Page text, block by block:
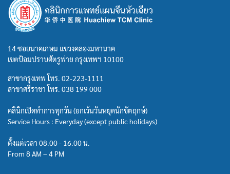
14 ซอยนาคเกษม แขวงคลองมหานาค
เขตป้อมปราบศัตรูพ่าย กรุงเทพฯ 10100
สาขากรุงเทพ โทร. 02-223-1111
สาขาศรีราชา โทร. 038 199 000
คลินิกเปิดทำการทุกวัน (ยกเว้นวันหยุดนักขัตฤกษ์)
Service Hours : Everyday (except public holidays)
ตั้งแต่เวลา 08.00 - 16.00 น.
From 8 AM – 4 PM